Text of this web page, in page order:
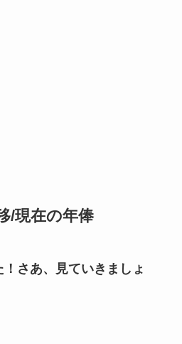
/現在の年俸
さあ、見ていきましょ